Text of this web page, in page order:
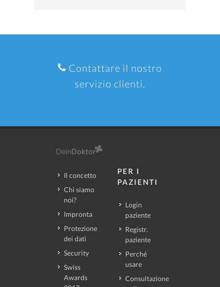
Contattare il nostro
servizio clienti.
Il concetto
Chi siamo
noi?
Impronta
Protezione
dei dati
Security
Swiss
Awards
PER I
PAZIENTI
Login
paziente
Registr.
paziente
Perché
usare
Consultazione